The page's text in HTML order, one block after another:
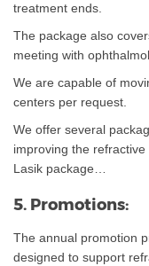
treatment ends.
The package also
meeting with
We are capable of
centers per request.
We offer several
improving the
Lasik package…
5. Promotions:
The annual promotion
designed to support